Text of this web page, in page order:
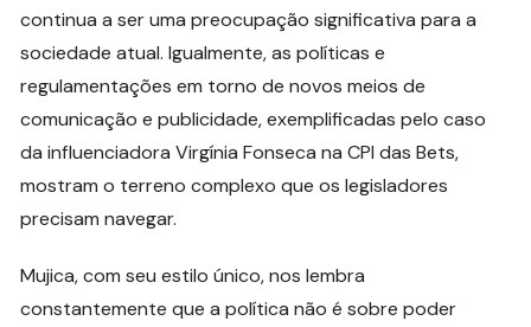
continua a ser uma preocupação significativa para a
sociedade atual. Igualmente, as políticas e
regulamentações em torno de novos meios de
comunicação e publicidade, exemplificadas pelo caso
da influenciadora Virgínia Fonseca na CPI das Bets,
mostram o terreno complexo que os legisladores
precisam navegar.
Mujica, com seu estilo único, nos lembra
constantemente que a política não é sobre poder